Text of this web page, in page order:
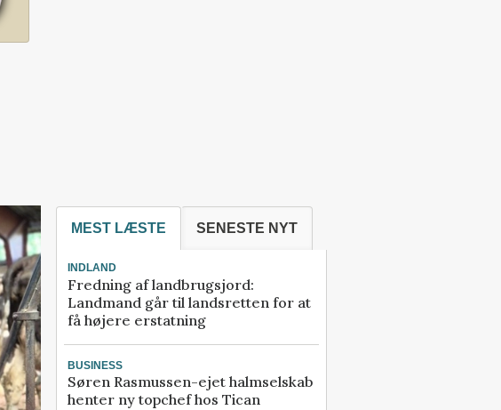
MEST LÆSTE SENESTE NYT
INDLAND
Fredning af landbrugsjord:
Landmand går til landsretten for at
få højere erstatning
BUSINESS
Søren Rasmussen-ejet halmselskab
henter ny topchef hos Tican